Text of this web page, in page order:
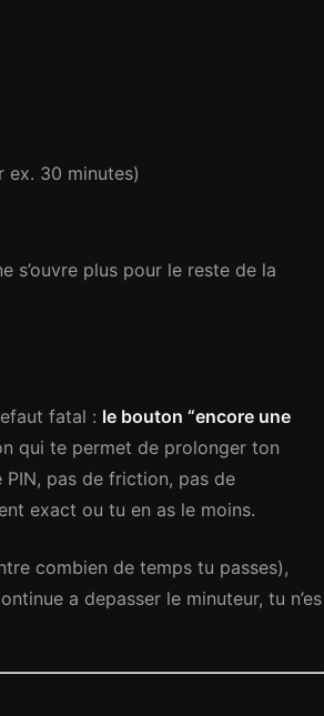
ex. 30 minutes)
s’ouvre plus pour le reste de la
fatal : le bouton “encore une
qui te permet de prolonger ton
pas de friction, pas de
exact ou tu en as le moins.
combien de temps tu passes),
a depasser le minuteur, tu n’es